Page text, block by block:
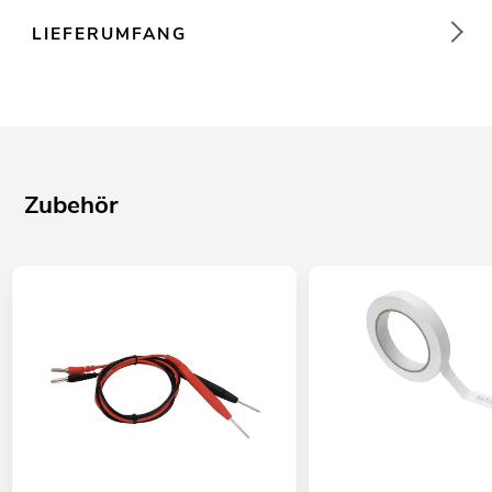
LIEFERUMFANG
Zubehör